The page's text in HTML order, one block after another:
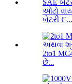
ઓટો
બેટરી C...
2to1
છે...